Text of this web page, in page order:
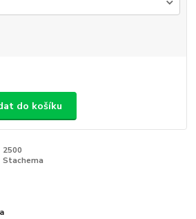
do košíku
2500
Stachema